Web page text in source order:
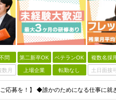
問 第二新卒OK ベテランOK 複数名採
数月 上場企業 転勤なし 土日面接可